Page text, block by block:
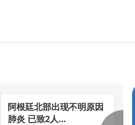
阿根廷北部出现不明原因
肺炎 已致2人...